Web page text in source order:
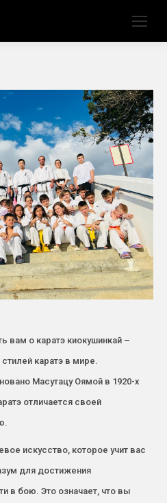
вам о каратэ киокушинкай –
каратэ в мире.
Масутацу Оямой в 1920-х
отличается своей
искусство, которое учит вас
для достижения
в бою. Это означает, что вы